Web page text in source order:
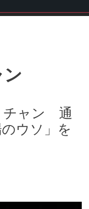
チャン 通
ウソ」を